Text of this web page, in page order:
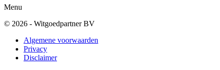
Menu
© 2026 - Witgoedpartner BV
Algemene voorwaarden
Privacy
Disclaimer